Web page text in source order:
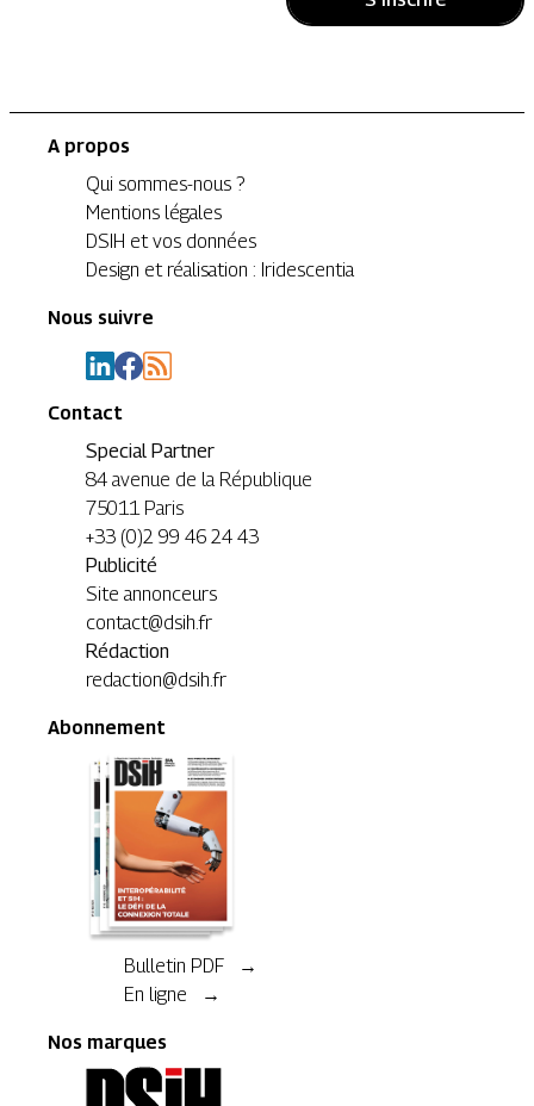
A propos
Qui sommes-nous ?
Mentions légales
DSIH et vos données
Design et réalisation : Iridescentia
Nous suivre
Contact
Special Partner
84 avenue de la République
75011 Paris
+33 (0)2 99 46 24 43
Publicité
Site annonceurs
contact@dsih.fr
Rédaction
redaction@dsih.fr
Abonnement
Bulletin PDF →
En ligne →
Nos marques